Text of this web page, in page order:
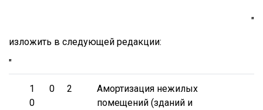
"
изложить в следующей редакции:
"
1
0
0 2
Амортизация нежилых
помещений (зданий и